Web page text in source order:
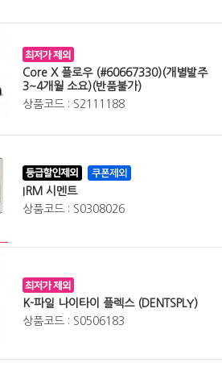
Core X 플로우 (#60667330)(개별발주
3~4개월 소요)(반품불가)
상품코드 : S2111188
IRM 시멘트
상품코드 : S0308026
K-파일 나이타이 플렉스 (DENTSPLY)
상품코드 : S0506183